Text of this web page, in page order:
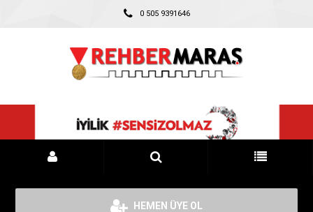
0 505 9391646
HEMEN ÜYE OL